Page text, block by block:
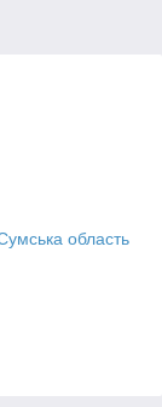
область